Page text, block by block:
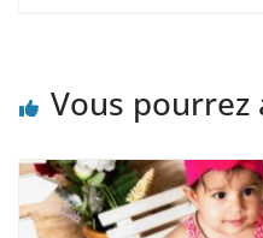
Vous pourrez